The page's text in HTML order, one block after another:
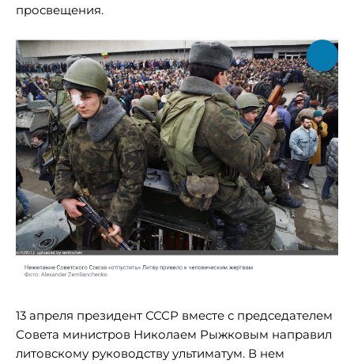
просвещения.
13 апреля президент СССР вместе с председателем
Совета министров Николаем Рыжковым направил
литовскому руководству ультиматум. В нем